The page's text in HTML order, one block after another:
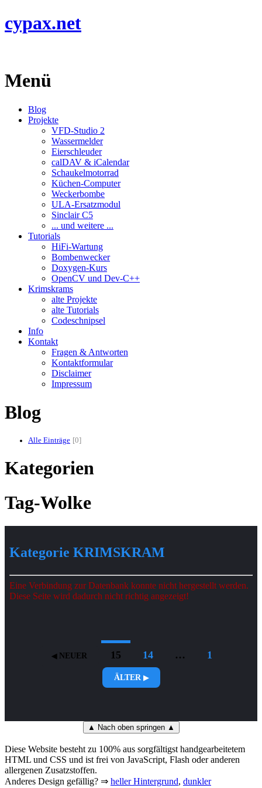
cypax.net
Menü
Blog
Projekte
VFD-Studio 2
Wassermelder
Eierschleuder
calDAV & iCalendar
Schaukelmotorrad
Küchen-Computer
Weckerbombe
ULA-Ersatzmodul
Sinclair C5
... und weitere ...
Tutorials
HiFi-Wartung
Bombenwecker
Doxygen-Kurs
OpenCV und Dev-C++
Krimskrams
alte Projekte
alte Tutorials
Codeschnipsel
Info
Kontakt
Fragen & Antworten
Kontaktformular
Disclaimer
Impressum
Blog
Alle Einträge 0
Kategorien
Tag-Wolke
Kategorie KRIMSKRAM
Eine Verbindung zur Datenbank konnte nicht hergestellt werden.
Diese Seite wird dadurch nicht richtig angezeigt!
NEUER 15 14 … 1
ÄLTER
▲ Nach oben springen ▲
Diese Website besteht zu 100% aus sorgfältigst handgearbeitetem
HTML und CSS und ist frei von JavaScript, Flash oder anderen
allergenen Zusatzstoffen.
Anderes Design gefällig? ⇒ heller Hintergrund, dunkler